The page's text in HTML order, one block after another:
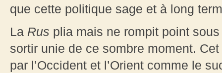
que cette politique sage et à long
La Rus plia mais ne rompit point
sortir unie de ce sombre moment.
par l’Occident et l’Orient comme le